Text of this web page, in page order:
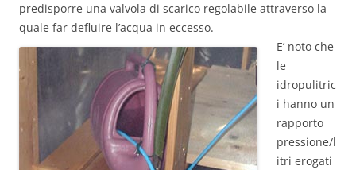
predisporre una valvola di scarico regolabile attraverso la
quale far defluire l’acqua in eccesso.
E’ noto che
le
idropulitric
i hanno un
rapporto
pressione/l
itri erogati